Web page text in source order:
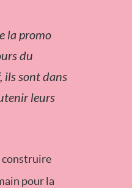
la promo
du
ils sont dans
leurs
construire
pour la